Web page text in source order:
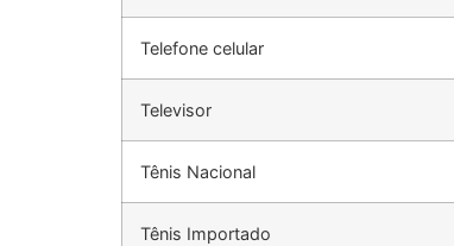
Telefone celular
Televisor
Tênis Nacional
Tênis Importado